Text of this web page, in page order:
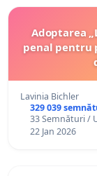
Adoptarea
penal pentru
Lavinia Bichler
329 039
33 Semnături /
22 Jan 2026